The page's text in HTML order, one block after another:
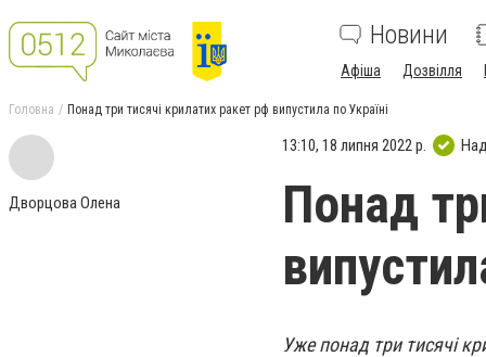
Новини
Афіша Дозвілля
Головна Понад три тисячі крилатих ракет рф випустила по Україні
Дворцова Олена
13:10, 18 липня 2022 р.
Понад
Уже понад три тисячі